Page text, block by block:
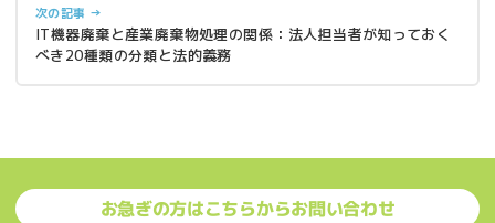
次の記事 →
IT機器廃棄と産業廃棄物処理の関係：法人担当者が知っておく
べき20種類の分類と法的義務
お急ぎの方はこちらからお問い合わせ